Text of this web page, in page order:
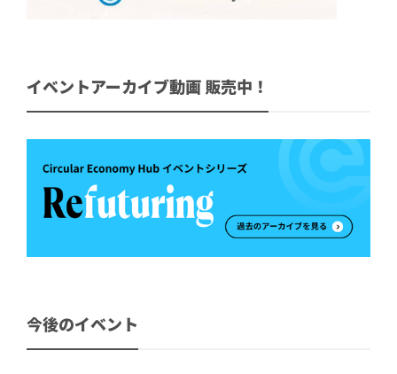
イベントアーカイブ動画 販売中！
今後のイベント